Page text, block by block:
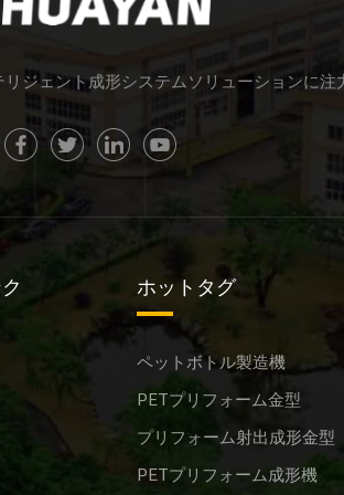
ジェント成形システムソリューションに注
ホットタグ
ペットボトル製造機
PETプリフォーム金型
プリフォーム射出成形金型
PETプリフォーム成形機